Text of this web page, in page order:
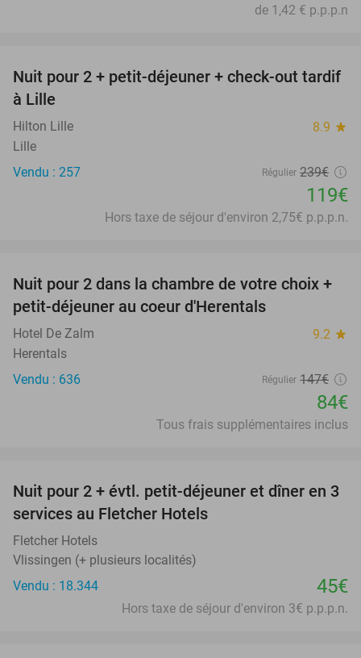
de 1,42 € p.p.p.n
50%
Nuit pour 2 + petit-déjeuner + check-out tardif
à Lille
Hilton Lille 8.9 star
Lille
Vendu : 257
Régulier 239€
119€
Hors taxe de séjour d'environ 2,75€ p.p.p.n.
43%
Nuit pour 2 dans la chambre de votre choix +
petit-déjeuner au coeur d'Herentals
Hotel De Zalm 9.2 star
Herentals
Vendu : 636
Régulier 147€
84€
Tous frais supplémentaires inclus
Nuit pour 2 + évtl. petit-déjeuner et dîner en 3
services au Fletcher Hotels
Fletcher Hotels
Vlissingen (+ plusieurs localités)
Vendu : 18.344
45€
Hors taxe de séjour d'environ 3€ p.p.p.n.